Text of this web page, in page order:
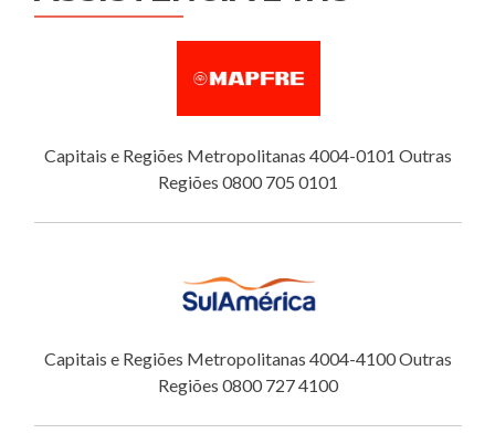
Capitais e Regiões Metropolitanas 4004-0101 Outras
Regiões 0800 705 0101
Capitais e Regiões Metropolitanas 4004-4100 Outras
Regiões 0800 727 4100